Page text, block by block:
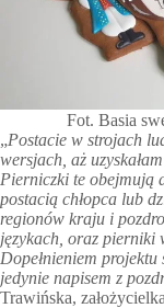
Fot. Basia
„Postacie w strojach
wersjach, aż
Pierniczki te obejmują
postacią chłopca lub
regionów kraju i
językach, oraz pierniki
Dopełnieniem
jedynie napisem z
Trawińska,